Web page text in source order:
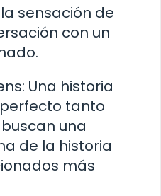
sensación de
con un
Una historia
tanto
una
de la historia
más